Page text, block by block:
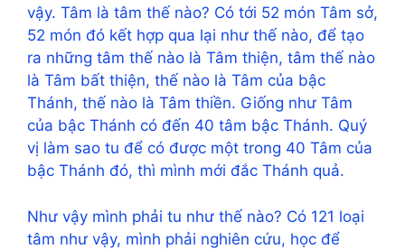
vậy. Tâm là tâm thế nào? Có tới 52 món Tâm sở,
52 món đó kết hợp qua lại như thế nào, để tạo
ra những tâm thế nào là Tâm thiện, tâm thế nào
là Tâm bất thiện, thế nào là Tâm của bậc
Thánh, thế nào là Tâm thiền. Giống như Tâm
của bậc Thánh có đến 40 tâm bậc Thánh. Quý
vị làm sao tu để có được một trong 40 Tâm của
bậc Thánh đó, thì mình mới đắc Thánh quả.
Như vậy mình phải tu như thế nào? Có 121 loại
tâm như vậy, mình phải nghiên cứu, học để